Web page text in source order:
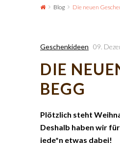
Blog Die neuen
Geschenkideen 09.
DIE
BEGG
Plötzlich steht
Deshalb haben wir
jede*n etwas dabei!